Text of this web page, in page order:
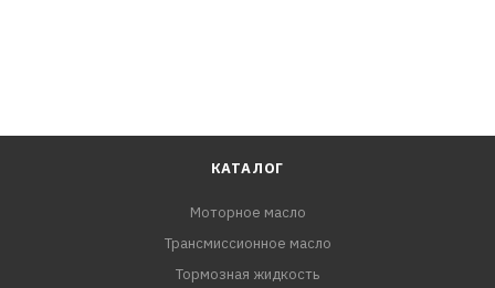
КАТАЛОГ
Моторное масло
Трансмиссионное масло
Тормозная жидкость